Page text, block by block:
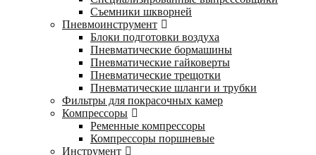
Cъемники шкворней
Пневмоинструмент
Блоки подготовки воздуха
Пневматические бормашины
Пневматические гайковерты
Пневматические трещотки
Пневматические шланги и трубки
Фильтры для покрасочных камер
Компрессоры
Ременные компрессоры
Компрессоры поршневые
Инструмент